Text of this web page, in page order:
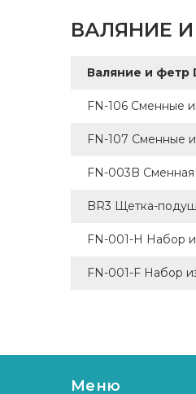
ВАЛЯНИЕ И
Валяние и фетр
FN-106 Сменные
FN-107 Сменные
FN-003B Сменная
BR3 Щетка-
FN-001-H Набор
FN-001-F Набор
Меню